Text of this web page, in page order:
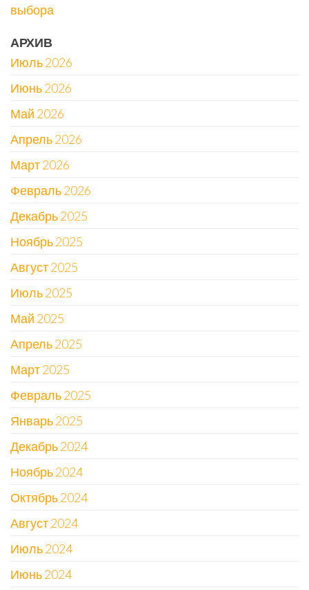
выбора
АРХИВ
Июль 2026
Июнь 2026
Май 2026
Апрель 2026
Март 2026
Февраль 2026
Декабрь 2025
Ноябрь 2025
Август 2025
Июль 2025
Май 2025
Апрель 2025
Март 2025
Февраль 2025
Январь 2025
Декабрь 2024
Ноябрь 2024
Октябрь 2024
Август 2024
Июль 2024
Июнь 2024